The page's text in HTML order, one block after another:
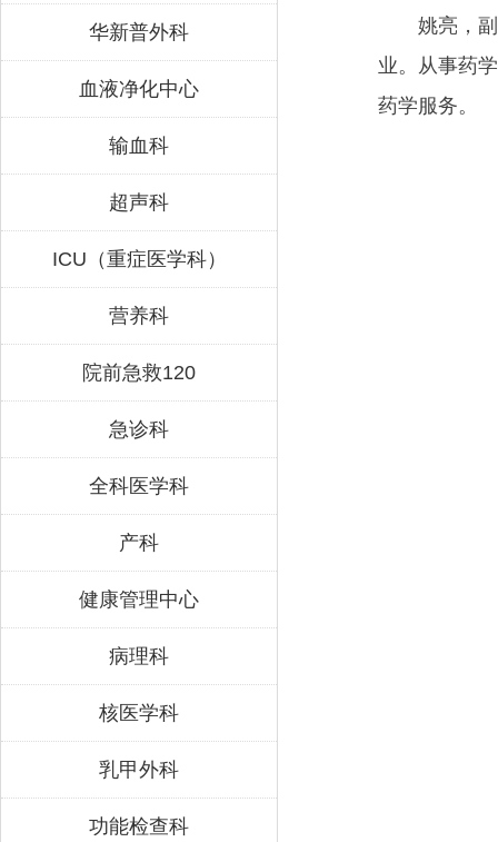
华新普外科
血液净化中心
输血科
超声科
ICU（重症医学科）
营养科
院前急救120
急诊科
全科医学科
产科
健康管理中心
病理科
核医学科
乳甲外科
功能检查科
姚亮，
业。从事药
药学服务。